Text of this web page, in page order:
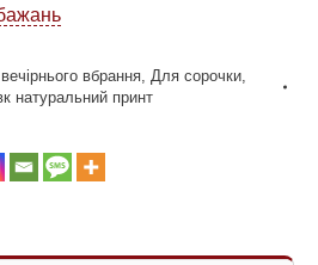
вбрання Для сорочки
натуральний принт